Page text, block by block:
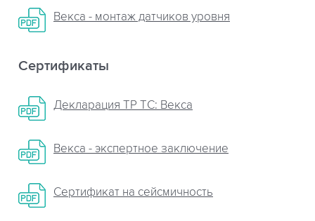
Векса - монтаж датчиков уровня
Сертификаты
Декларация ТР ТС: Векса
Векса - экспертное заключение
Сертификат на сейсмичность